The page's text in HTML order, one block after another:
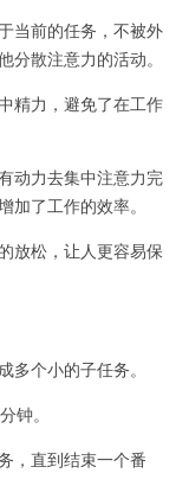
前的任务，不被外
散注意力的活动。
力，避免了在工作
力去集中注意力完
加了工作的效率。
松，让人更容易保
个小的子任务。
钟。
直到结束一个番